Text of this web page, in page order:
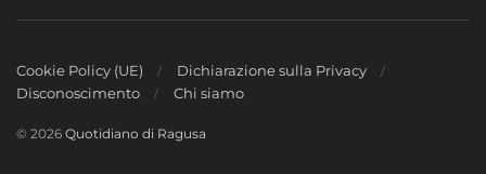
Cookie Policy (UE)
Dichiarazione sulla Privacy
Disconoscimento
Chi siamo
© 2026 Quotidiano di Ragusa